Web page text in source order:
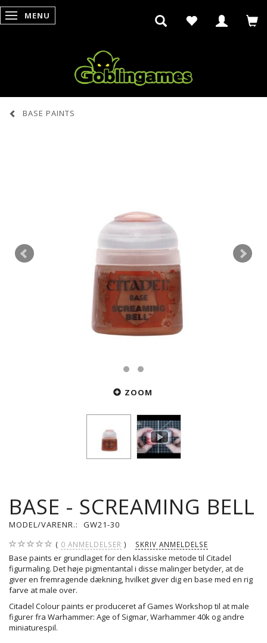
SKIFTE NAVIGATION
MENU
BASE PAINTS
ZOOM
BASE - SCREAMING BELL
MODEL/VARENR.: GW21-30
0 ANMELDELSER SKRIV ANMELDELSE
Base paints er grundlaget for den klassiske metode til Citadel
figurmaling. Det høje pigmentantal i disse malinger betyder, at de
giver en fremragende dækning, hvilket giver dig en base med en rig
farve at male over.
Citadel Colour paints er produceret af Games Workshop til at male
figurer fra Warhammer: Age of Sigmar, Warhammer 40k og andre
miniaturespil.